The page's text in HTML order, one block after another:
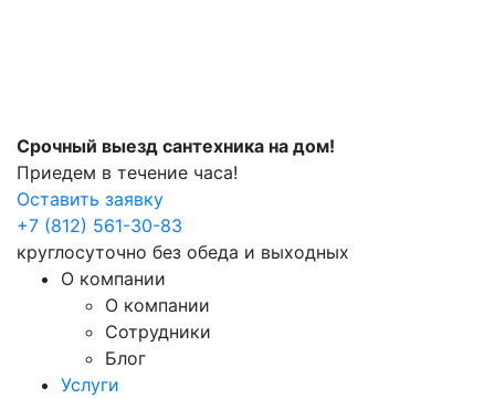
Срочный выезд сантехника на дом!
Приедем в течение часа!
Оставить заявку
+7 (812) 561-30-83
круглосуточно без обеда и выходных
О компании
О компании
Сотрудники
Блог
Услуги